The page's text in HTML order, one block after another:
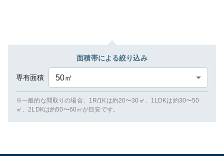
面積帯による絞り込み
専有面積 50㎡
※一般的な間取りの場合、1R/1Kは約20〜30㎡、1LDKは約30〜50
㎡、2LDKは約50〜60㎡が目安です。